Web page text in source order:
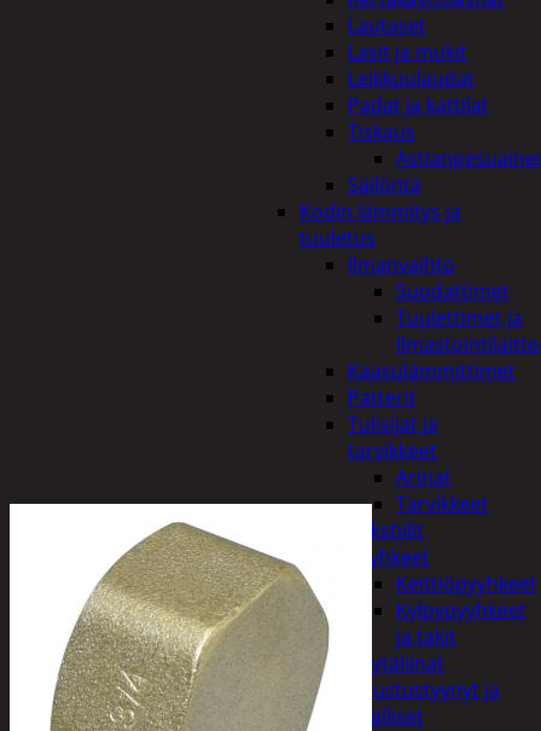
Lautaset
Lasit ja mukit
Leikkuulaudat
Padat ja kattilat
Tiskaus
Säilöntä
Kodin lämmitys ja
tuuletus
Ilmanvaihto
Suodattimet
Tuulettimet ja
Kaasulämmittimet
Patterit
Tulisijat ja
tarvikkeet
Arinat
Tarvikkeet
Kodintekstiilit
Pyyhkeet
Keittiöpyyhkeet
Kylpypyyhkeet
ja takit
Pöytäliinat
Sisustustyynyt ja
päälliset